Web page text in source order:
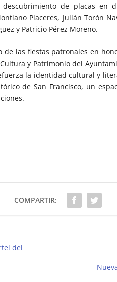
de placas en
Placeres, Julián Torón
y Patricio Pérez Moreno.
de las fiestas patronales en
y Patrimonio del
la identidad cultural y
de San Francisco, un
COMPARTIR:
del